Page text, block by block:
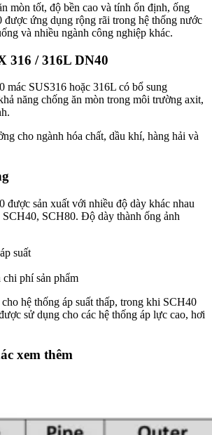
mòn tốt, độ bền cao và tính ổn định, ống
ứng dụng rộng rãi trong hệ thống nước
và nhiều ngành công nghiệp khác.
316 / 316L DN40
SUS316 hoặc 316L có bổ sung
năng chống ăn mòn trong môi trường axit,
cho ngành hóa chất, dầu khí, hàng hải và
sản xuất với nhiều độ dày khác nhau
SCH80. Độ dày thành ống ảnh
suất
phí sản phẩm
hệ thống áp suất thấp, trong khi SCH40
sử dụng cho các hệ thống áp lực cao, hơi
xem thêm